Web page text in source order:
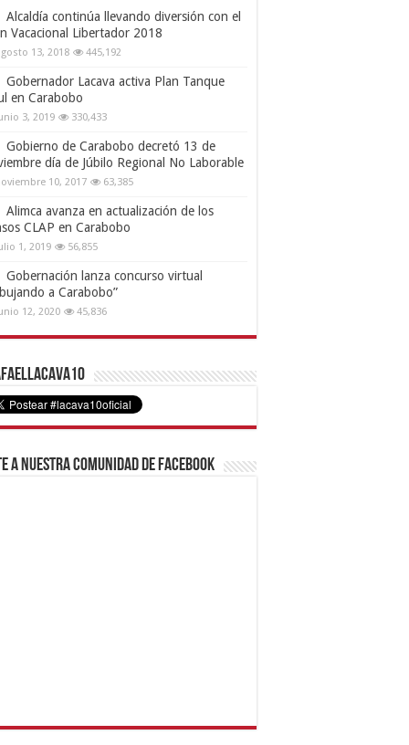
Alcaldía continúa llevando diversión con el
Vacacional Libertador 2018
13, 2018 445,192
Gobernador Lacava activa Plan Tanque
en Carabobo
3, 2019 330,433
Gobierno de Carabobo decretó 13 de
día de Júbilo Regional No Laborable
10, 2017 63,385
Alimca avanza en actualización de los
CLAP en Carabobo
1, 2019 56,855
Gobernación lanza concurso virtual
a Carabobo”
12, 2020 45,836
a nuestra comunidad de Facebook